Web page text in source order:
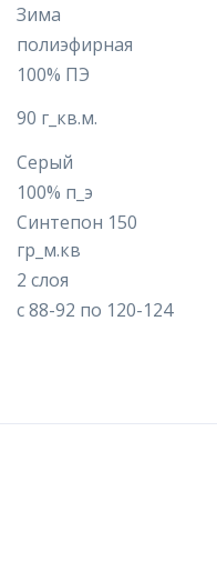
Зима
полиэфирная
100% ПЭ
90 г_кв.м.
Серый
100% п_э
Синтепон 150
гр_м.кв
2 слоя
с 88-92 по 120-124